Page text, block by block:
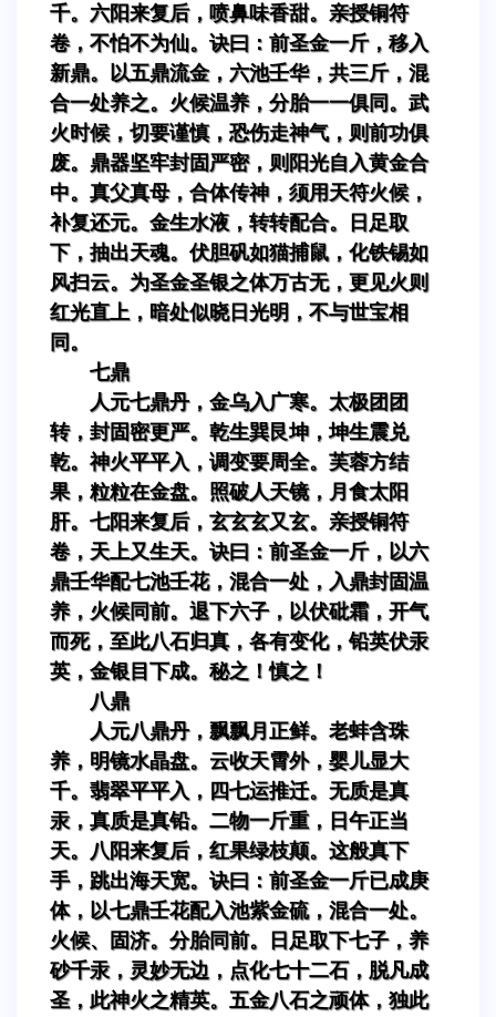
千。六阳来复后，喷鼻味香甜。亲授铜符
卷，不怕不为仙。诀曰：前圣金一斤，移入
新鼎。以五鼎流金，六池壬华，共三斤，混
合一处养之。火候温养，分胎一一俱同。武
火时候，切要谨慎，恐伤走神气，则前功俱
废。鼎器坚牢封固严密，则阳光自入黄金合
中。真父真母，合体传神，须用天符火候，
补复还元。金生水液，转转配合。日足取
下，抽出天魂。伏胆矾如猫捕鼠，化铁锡如
风扫云。为圣金圣银之体万古无，更见火则
红光直上，暗处似晓日光明，不与世宝相
同。
七鼎
人元七鼎丹，金乌入广寒。太极团团
转，封固密更严。乾生巽艮坤，坤生震兑
乾。神火平平入，调变要周全。芙蓉方结
果，粒粒在金盘。照破人天镜，月食太阳
肝。七阳来复后，玄玄玄又玄。亲授铜符
卷，天上又生天。诀曰：前圣金一斤，以六
鼎壬华配七池壬花，混合一处，入鼎封固温
养，火候同前。退下六子，以伏砒霜，开气
而死，至此八石归真，各有变化，铅英伏汞
英，金银目下成。秘之！慎之！
八鼎
人元八鼎丹，飘飘月正鲜。老蚌含珠
养，明镜水晶盘。云收天霄外，婴儿显大
千。翡翠平平入，四七运推迁。无质是真
汞，真质是真铅。二物一斤重，日午正当
天。八阳来复后，红果绿枝颠。这般真下
手，跳出海天宽。诀曰：前圣金一斤已成庚
体，以七鼎壬花配入池紫金硫，混合一处。
火候、固济。分胎同前。日足取下七子，养
砂千汞，灵妙无边，点化七十二石，脱凡成
圣，此神火之精英。五金八石之顽体，独此